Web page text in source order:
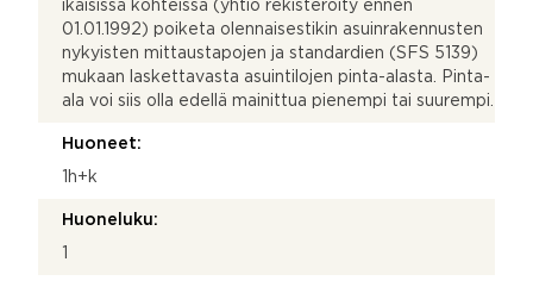
ikäisissä kohteissa (yhtiö rekisteröity ennen
01.01.1992) poiketa olennaisestikin asuinrakennusten
nykyisten mittaustapojen ja standardien (SFS 5139)
mukaan laskettavasta asuintilojen pinta-alasta. Pinta-
ala voi siis olla edellä mainittua pienempi tai suurempi.
Huoneet:
1h+k
Huoneluku: